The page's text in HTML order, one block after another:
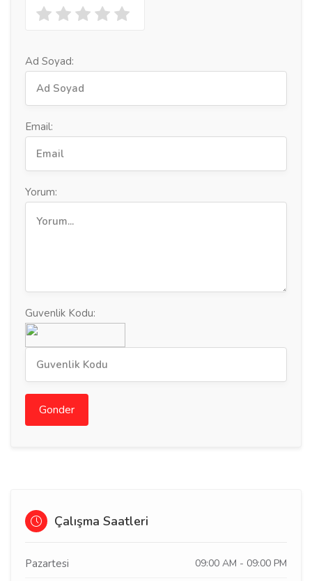
Ad Soyad:
Email:
Yorum:
Guvenlik Kodu:
Gonder
Çalışma Saatleri
Pazartesi 09:00 AM - 09:00 PM